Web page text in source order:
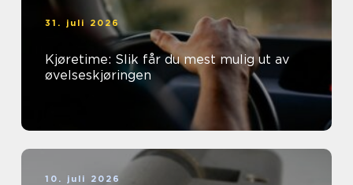
31. juli 2026
Kjøretime: Slik får du mest mulig ut av
øvelseskjøringen
10. juli 2026